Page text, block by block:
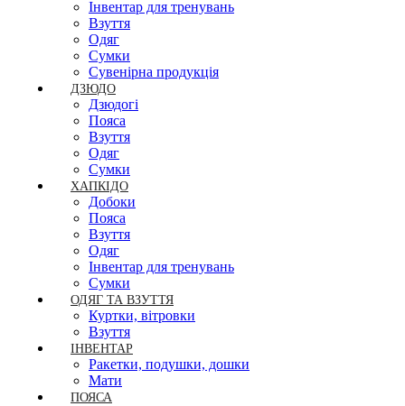
Інвентар для тренувань
Взуття
Одяг
Сумки
Сувенірна продукція
ДЗЮДО
Дзюдогі
Пояса
Взуття
Одяг
Сумки
ХАПКІДО
Добоки
Пояса
Взуття
Одяг
Інвентар для тренувань
Сумки
ОДЯГ ТА ВЗУТТЯ
Куртки, вітровки
Взуття
ІНВЕНТАР
Ракетки, подушки, дошки
Мати
ПОЯСА